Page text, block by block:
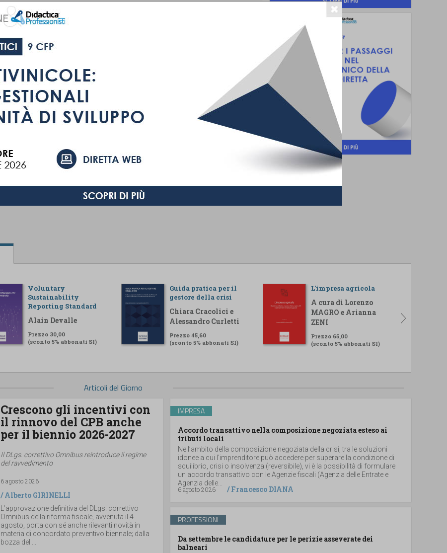
Voluntary
Sustainability
Reporting Standard
Alain Devalle
Prezzo 30,00
(sconto 5% abbonati SI)
Guida pratica per il
gestore della crisi
Chiara Cracolici e
Alessandro Curletti
Prezzo 45,60
(sconto 5% abbonati SI)
L'impresa agricola
A cura di Lorenzo
MAGRO e Arianna
ZENI
Prezzo 65,00
(sconto 5% abbonati SI)
Articoli del Giorno
Crescono gli incentivi con
il rinnovo del CPB anche
per il biennio 2026-2027
Il DLgs. correttivo Omnibus reintroduce il regime
del ravvedimento
6 agosto 2026
/Alberto GIRINELLI
L’approvazione definitiva del DLgs. correttivo
Omnibus della riforma fiscale, avvenuta il 4
agosto, porta con sé anche rilevanti novità in
materia di concordato preventivo biennale; dalla
bozza del ...
IMPRESA
Accordo transattivo nella composizione negoziata esteso ai
tributi locali
Nell’ambito della composizione negoziata della crisi, tra le soluzioni
idonee a cui l’imprenditore può accedere per superare la condizione di
squilibrio, crisi o insolvenza (reversibile), vi è la possibilità di formulare
un accordo transattivo con le Agenzie fiscali (Agenzia delle Entrate e
Agenzia delle...
6 agosto 2026
/Francesco DIANA
PROFESSIONI
Da settembre le candidature per le perizie asseverate dei
balneari